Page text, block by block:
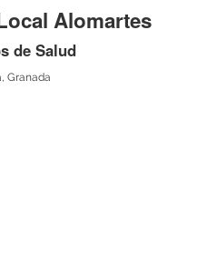
Alomartes
de Salud
Granada